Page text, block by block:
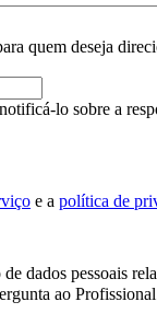
quem deseja
lo sobre a
e a política de
dados pessoais
ao